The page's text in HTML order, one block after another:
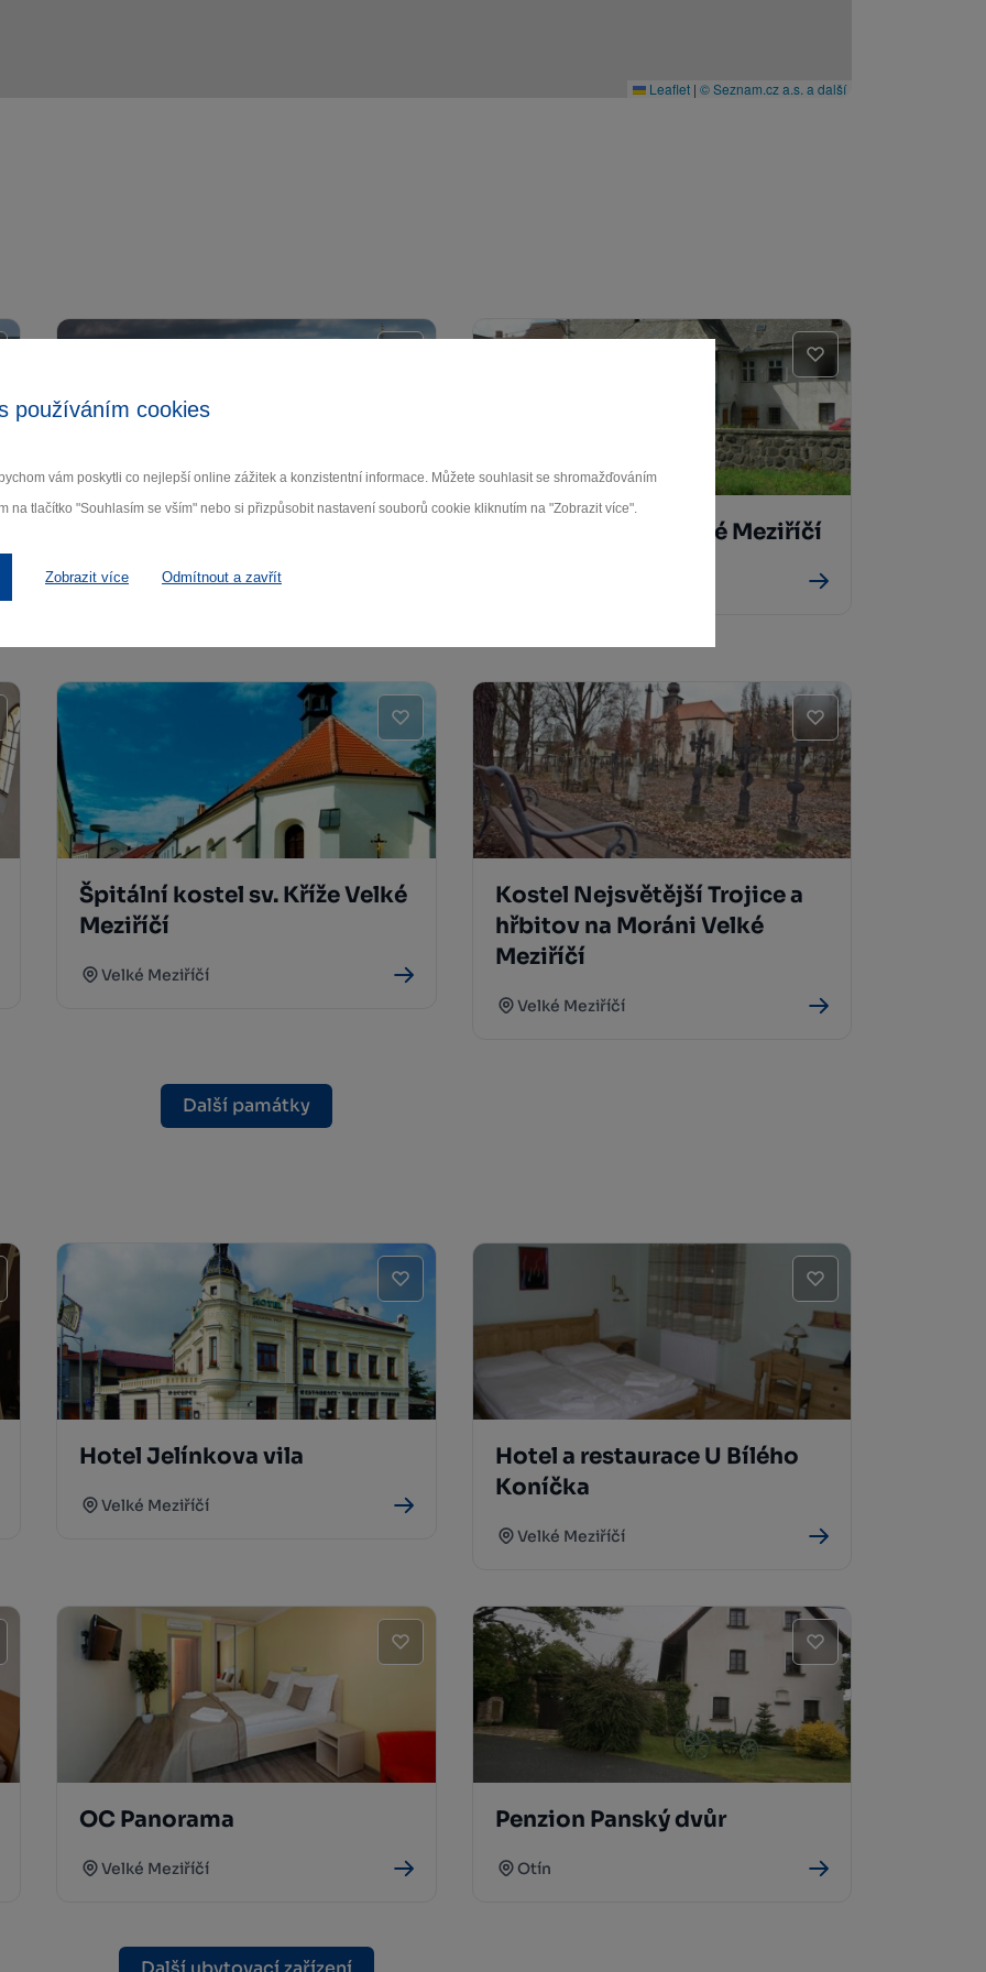
používáním cookies
vám poskytli co nejlepší online zážitek a konzistentní informace. Můžete souhlasit se shromažďováním
na tlačítko "Souhlasím se vším" nebo si přizpůsobit nastavení souborů cookie kliknutím na "Zobrazit více".
Zobrazit více Odmítnout a zavřít
Leaflet | © Seznam.cz a.s. a další
Židovská čtvrť Velké Meziříčí
Špitální kostel sv. Kříže Velké
Meziříčí
Velké Meziříčí
Kostel Nejsvětější Trojice a
hřbitov na Moráni Velké
Meziříčí
Velké Meziříčí
Další památky
Hotel Jelínkova vila
Velké Meziříčí
Hotel a restaurace U Bílého
Koníčka
Velké Meziříčí
OC Panorama
Velké Meziříčí
Penzion Panský dvůr
Otín